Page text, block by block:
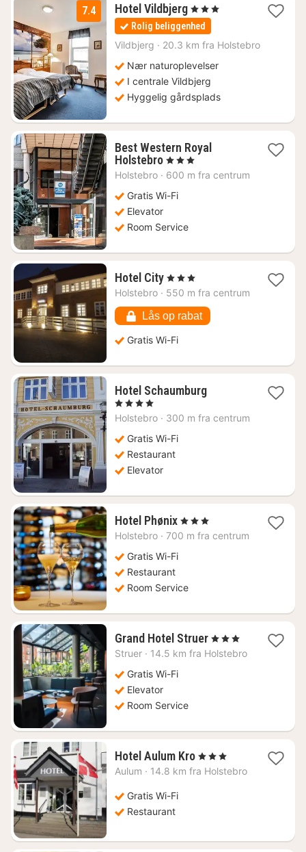
7.4 Hotel Vildbjerg1
nat
fra
860
, 3 Stjerner
Rolig beliggenhed
Vildbjerg · 20.3 km fra Holstebro
Nær naturoplevelser
I centrale Vildbjerg
Hyggelig gårdsplads
Best Western Royal
Holstebro1
nat
675
, 3 Stjerner
Holstebro · 600 m fra centrum
Gratis Wi-Fi
Elevator
Room Service
Hotel City1
nat
472
kr.
, 3 Stjerner
Holstebro · 550 m fra centrum
Lås op rabat
Gratis Wi-Fi
Hotel Schaumburg1
fra
, 4 Stjerner
Holstebro · 300 m fra centrum
Gratis Wi-Fi
Restaurant
Elevator
Hotel Phønix1
nat
, 3 Stjerner
Holstebro · 700 m fra centrum
Gratis Wi-Fi
Restaurant
Room Service
Grand Hotel Struer1
nat
, 3 Stjerner
Struer · 14.5 km fra Holstebro
Gratis Wi-Fi
Elevator
Room Service
Hotel Aulum Kro1
nat
, 3 Stjerner
Aulum · 14.8 km fra Holstebro
Gratis Wi-Fi
Restaurant